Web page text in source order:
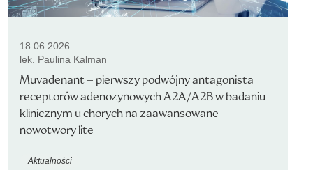
18.06.2026
lek. Paulina Kalman
Muvadenant – pierwszy podwójny antagonista
receptorów adenozynowych A2A/A2B w badaniu
klinicznym u chorych na zaawansowane
nowotwory lite
Aktualności